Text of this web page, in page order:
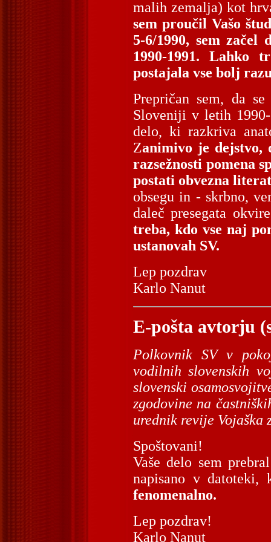
malih zemalja) kot
sem proučil Vašo
5-6/1990, sem
1990-1991.
postajala vse bolj
Prepričan sem, da
Sloveniji v letih
delo, ki razkriva
Zanimivo je
razsežnosti pomena
postati obvezna
obsegu in - skrbno,
daleč presegata
treba, kdo vse naj
ustanovah SV.
Lep pozdrav
Karlo Nanut
E-pošta avtorju
Polkovnik SV v
vodilnih slovenskih
slovenski
zgodovine na
urednik revije Vojaška
Spoštovani!
Vaše delo sem
napisano v
fenomenalno.
Lep pozdrav!
Karlo Nanut